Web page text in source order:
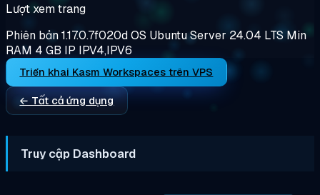
Lượt xem trang
Phiên bản1.17.0.7f020dOS Ubuntu Server 24.04 LTS Min
RAM 4 GB IP IPV4,IPV6
Triển khai Kasm Workspaces trên VPS
← Tất cả ứng dụng
Truy cập Dashboard